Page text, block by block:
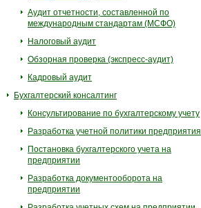
Аудит отчетности, составленной по
международным стандартам (МСФО)
Налоговый аудит
Обзорная проверка (экспресс-аудит)
Кадровый аудит
Бухгалтерский консалтинг
Консультирование по бухгалтерскому учету
Разработка учетной политики предприятия
Постановка бухгалтерского учета на
предприятии
Разработка документооборота на
предприятии